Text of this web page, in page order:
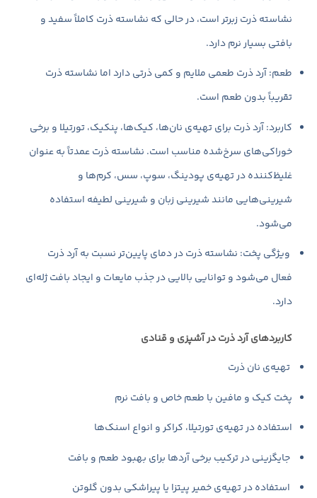
نشاسته ذرت زبرتر است، در حالی که نشاسته ذرت کاملاً سفید و
بافتی بسیار نرم دارد.
طعم: آرد ذرت طعمی ملایم و کمی ذرتی دارد اما نشاسته ذرت
تقریباً بدون طعم است.
کاربرد: آرد ذرت برای تهیه‌ی نان‌ها، کیک‌ها، پنکیک، تورتیلا و برخی
خوراکی‌های سرخ‌شده مناسب است. نشاسته ذرت عمدتاً به عنوان
غلیظ‌کننده در تهیه‌ی پودینگ، سوپ، سس، کرم‌ها و
شیرینی‌هایی مانند شیرینی زبان و شیرینی لطیفه استفاده
می‌شود.
ویژگی پخت: نشاسته ذرت در دمای پایین‌تر نسبت به آرد ذرت
فعال می‌شود و توانایی بالایی در جذب مایعات و ایجاد بافت ژله‌ای
دارد.
کاربردهای آرد ذرت در آشپزی و قنادی
تهیه‌ی نان ذرت
پخت کیک و مافین با طعم خاص و بافت نرم
استفاده در تهیه‌ی تورتیلا، کراکر و انواع اسنک‌ها
جایگزینی در ترکیب برخی آردها برای بهبود طعم و بافت
استفاده در تهیه‌ی خمیر پیتزا یا پیراشکی بدون گلوتن